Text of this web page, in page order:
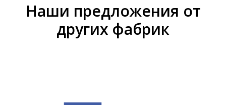
Наши предложения от
других фабрик